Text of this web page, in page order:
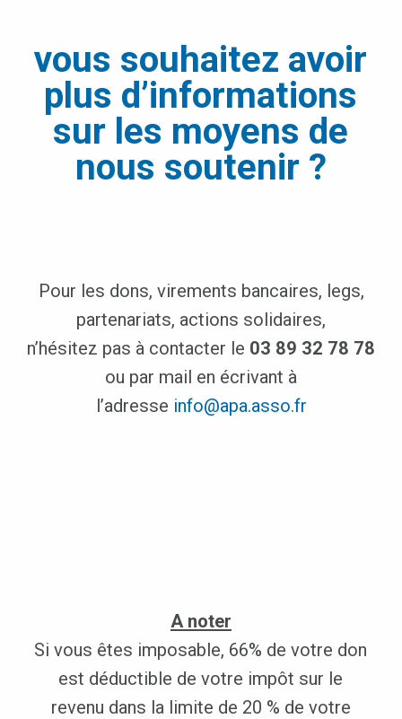
vous souhaitez avoir
plus d’informations
sur les moyens de
nous soutenir ?
Pour les dons, virements bancaires, legs,
partenariats, actions solidaires,
n’hésitez pas à contacter le 03 89 32 78 78
ou par mail en écrivant à
l’adresse info@apa.asso.fr
A noter
Si vous êtes imposable, 66% de votre don
est déductible de votre impôt sur le
revenu dans la limite de 20 % de votre